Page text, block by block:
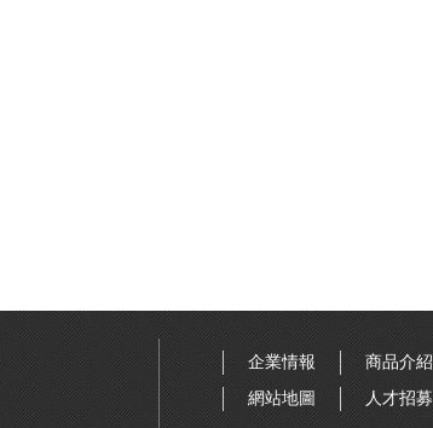
企業情報 商品介紹
網站地圖
人才招募